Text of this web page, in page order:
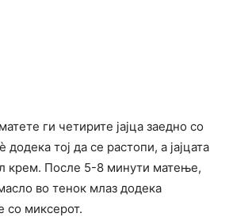
ги четирите јајца заедно со
тој да се растопи, а јајцата
крем. После 5-8 минути матење,
во тенок млаз додека
со миксерот.